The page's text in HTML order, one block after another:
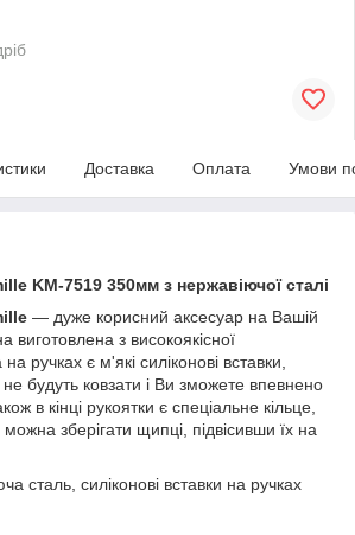
Доставка Оплата Умови
KM-7519 350мм з нержавіючої сталі
— дуже корисний аксесуар на Вашій
виготовлена з високоякісної
ручках є м'які силіконові вставки,
будуть ковзати і Ви зможете впевнено
в кінці рукоятки є спеціальне кільце,
зберігати щипці, підвісивши їх на
сталь, силіконові вставки на ручках